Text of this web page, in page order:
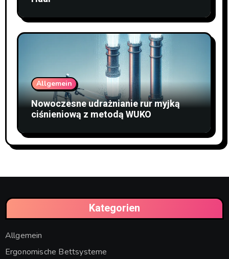
Allgemein
Nowoczesne udrażnianie rur myjką
ciśnieniową z metodą WUKO
Kategorien
Allgemein
Ergonomische Bettsysteme